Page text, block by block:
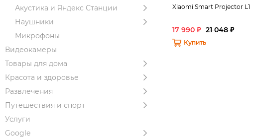
Акустика и Яндекс Станции
Наушники
Микрофоны
Видеокамеры
Товары для дома
Красота и здоровье
Развлечения
Путешествия и спорт
Услуги
Google
Xiaomi Smart Projector L1
17 990 ₽ 21 048 ₽
Купить